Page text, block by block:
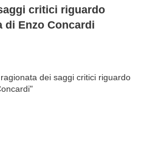
critici riguardo
di Enzo Concardi